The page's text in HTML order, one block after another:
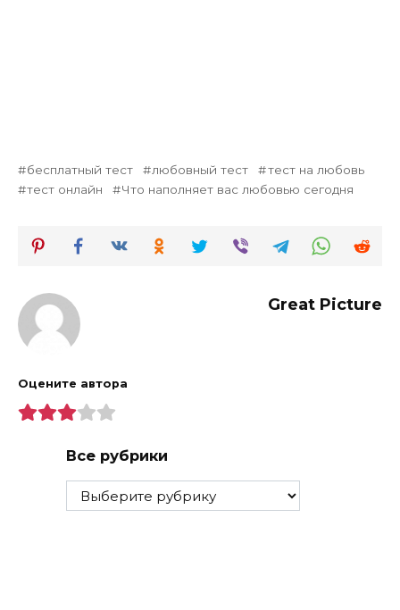
бесплатный тест любовный тест
тест на любовь
тест онлайн
Что наполняет вас любовью сегодня
Great Picture
Оцените автора
Все рубрики
Все
рубрики